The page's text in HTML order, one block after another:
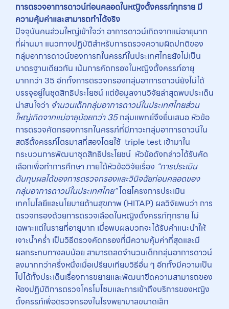
การตรวจอาการดาวน์ก่อนคลอดในหญิงตั้งครรภ์ทุกราย มี
ความคุ้มค่าและสามารถทำได้จริง
ปัจจุบันคนส่วนใหญ่เข้าใจว่า อาการดาวน์เกิดจากแม่อายุมาก
ที่ผ่านมา แนวทางปฏิบัติสําหรับการตรวจความผิดปกติของ
กลุ่มอาการดาวน์ของทารกในครรภ์ในประเทศไทยยังไม่เป็น
มาตรฐานเดียวกัน เน้นการคัดกรองในหญิงตั้งครรภ์อายุ
มากกว่า 35 อีกทั้งการตรวจกรองกลุ่มอาการดาวน์ยังไม่ได้
บรรจุอยู่ในชุดสิทธิประโยชน์ แต่ข้อมูลงานวิจัยล่าสุดพบประเด็น
น่าสนใจว่า จำนวนเด็กกลุ่มอาการดาวน์ในประเทศไทยส่วน
ใหญ่เกิดจากแม่อายุน้อยกว่า 35กลุ่มแพทย์จึงยื่นเสนอ หัวข้อ
การตรวจคัดกรองทารกในครรภ์ที่มีภาวะกลุ่มอาการดาวน์ใน
สตรีตั้งครรภ์ไตรมาสที่สองโดยใช้ triple test เข้ามาใน
กระบวนการพัฒนาชุดสิทธิประโยชน์ หัวข้อดังกล่าวได้รับคัด
เลือกเพื่อทำการศึกษา ภายใต้หัวข้อวิจัยเรื่อง “การประเมิน
ต้นทุนผลได้ของการตรวจกรองและวินิจฉัยก่อนคลอดของ
กลุ่มอาการดาวน์ในประเทศไทย”โดยโครงการประเมิน
เทคโนโลยีและนโยบายด้านสุขภาพ (HITAP) ผลวิจัยพบว่า การ
ตรวจกรองด้วยการตรวจเลือดในหญิงตั้งครรภ์ทุกราย ไม่
เฉพาะแต่ในรายที่อายุมาก เมื่อพบผลบวกจะได้รับคำแนะนำให้
เจาะน้ำคร่ำ เป็นวิธีตรวจคัดกรองที่มีความคุ้มค่าที่สุดและมี
ผลกระทบทางลบน้อย สามารถลดจำนวนเด็กกลุ่มอาการดาวน์
ลงมากกว่าครึ่งหนึ่งเมื่อเปรียบเทียบวิธีอื่น ๆ อีกทั้งมีความเป็น
ไปได้ทั้งประเด็นเรื่องการขยายและพัฒนาขีดความสามารถของ
ห้องปฏิบัติการตรวจโครโมโซมและการเข้าถึงบริการของหญิง
ตั้งครรภ์เพื่อตรวจกรองในโรงพยาบาลขนาดเล็ก